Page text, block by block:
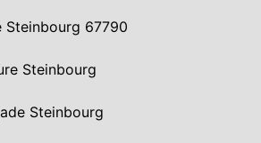
67790
Steinbourg
Steinbourg